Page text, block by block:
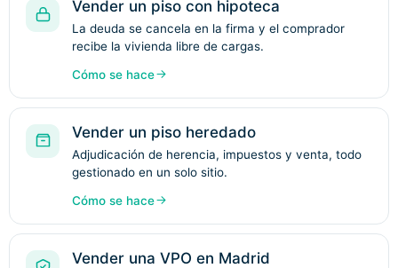
Vender un piso con hipoteca
La deuda se cancela en la firma y el comprador
recibe la vivienda libre de cargas.
Cómo se hace
Vender un piso heredado
Adjudicación de herencia, impuestos y venta, todo
gestionado en un solo sitio.
Cómo se hace
Vender una VPO en Madrid